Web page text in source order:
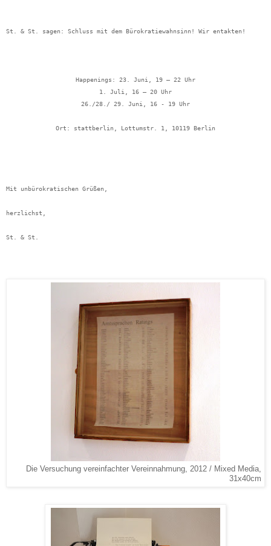
St. & St. sagen: Schluss mit dem Bürokratiewahnsinn! Wir entakten!
Happenings: 23. Juni, 19 – 22 Uhr
1. Juli, 16 – 20 Uhr
26./28./ 29. Juni, 16 - 19 Uhr
Ort: stattberlin, Lottumstr. 1, 10119 Berlin
Mit unbürokratischen Grüßen,
herzlichst,
St. & St.
Die Versuchung vereinfachter Vereinnahmung, 2012 / Mixed Media,
31x40cm